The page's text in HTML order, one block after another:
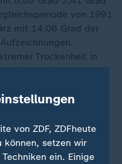
von 1991
mit 14,06 Grad der
Trockenheit in
Niederschlag
von ZDF, ZDFheute
können, setzen wir
ein. Einige